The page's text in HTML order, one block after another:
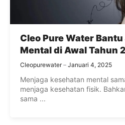
Cleo Pure Water
Mental di Awal Tahun
Cleopurewater Januari 4, 2025
Menjaga kesehatan mental
menjaga kesehatan fisik.
sama ...